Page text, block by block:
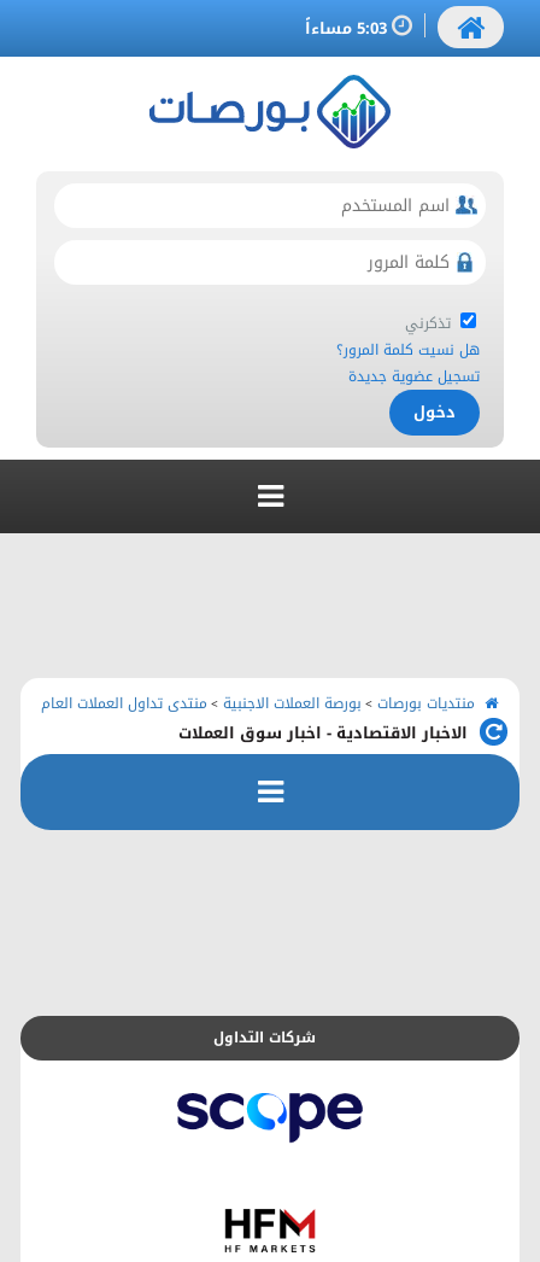
تذكرني
هل نسيت كلمة المرور؟
تسجيل عضوية جديدة
الرئيسية
منتديات بورصات > بورصة العملات الاجنبية > منتدى تداول العملات العام
الاخبار الاقتصادية - اخبار سوق العملات
شركات التداول